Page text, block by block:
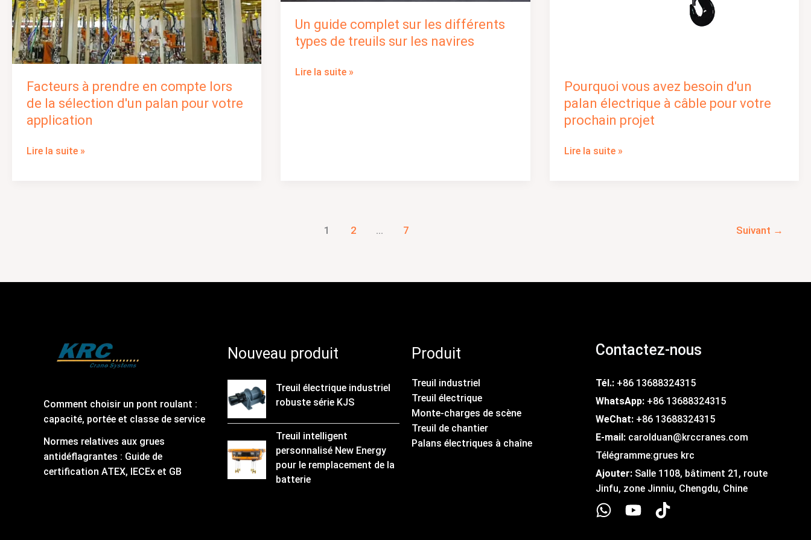
Facteurs à prendre en compte lors
de la sélection d'un palan pour votre
application
votre
application
Lire la suite »
Un guide complet sur les différents
types de treuils sur les navires
Lire la suite »
Pourquoi vous avez besoin d'un
palan électrique à câble pour votre
prochain projet
Lire la suite »
1 2 … 7 Suivant →
Comment choisir un pont roulant :
capacité, portée et classe de service
Normes relatives aux grues
antidéflagrantes : Guide de
certification ATEX, IECEx et GB
Nouveau produit
Treuil électrique industriel
robuste série KJS
Treuil intelligent
personnalisé New Energy
pour le remplacement de la
batterie
Produit
Treuil industriel
Treuil électrique
Monte-charges de scène
Treuil de chantier
Palans électriques à chaîne
Contactez-nous
Tél.: +86 13688324315
WhatsApp: +86 13688324315
WeChat: +86 13688324315
E-mail: carolduan@krccranes.com
Télégramme:grues krc
Ajouter: Salle 1108, bâtiment 21, route
Jinfu, zone Jinniu, Chengdu, Chine